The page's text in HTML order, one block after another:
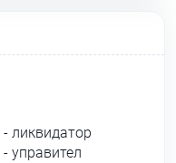
- ликвидатор
- управител